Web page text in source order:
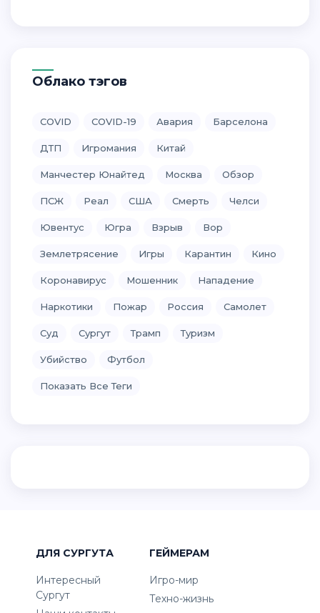
Облако тэгов
COVID COVID-19 Авария Барселона
ДТП Игромания Китай
Манчестер Юнайтед Москва Обзор
ПСЖ Реал США Смерть Челси
Ювентус Югра Взрыв Вор
Землетрясение Игры Карантин Кино
Коронавирус Мошенник Нападение
Наркотики Пожар Россия Самолет
Суд Сургут Трамп Туризм
Убийство Футбол
Показать Все Теги
ДЛЯ СУРГУТА
Интересный
Сургут
ГЕЙМЕРАМ
Игро-мир
Техно-жизнь